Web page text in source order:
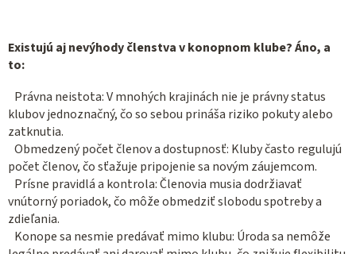
Existujú aj nevýhody členstva v konopnom klube? Áno, a
to:
Právna neistota: V mnohých krajinách nie je právny status
klubov jednoznačný, čo so sebou prináša riziko pokuty alebo
zatknutia.
Obmedzený počet členov a dostupnosť: Kluby často regulujú
počet členov, čo sťažuje pripojenie sa novým záujemcom.
Prísne pravidlá a kontrola: Členovia musia dodržiavať
vnútorný poriadok, čo môže obmedziť slobodu spotreby a
zdieľania.
Konope sa nesmie predávať mimo klubu: Úroda sa nemôže